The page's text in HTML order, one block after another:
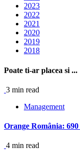
2023
2022
2021
2020
2019
2018
Poate ti-ar placea si ...
3 min read
Management
Orange România:
4 min read